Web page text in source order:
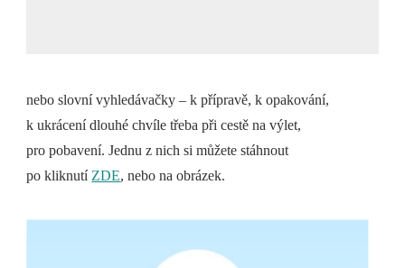
nebo slovní vyhledávačky – k přípravě, k opakování,
k ukrácení dlouhé chvíle třeba při cestě na výlet,
pro pobavení. Jednu z nich si můžete stáhnout
po kliknutí ZDE, nebo na obrázek.